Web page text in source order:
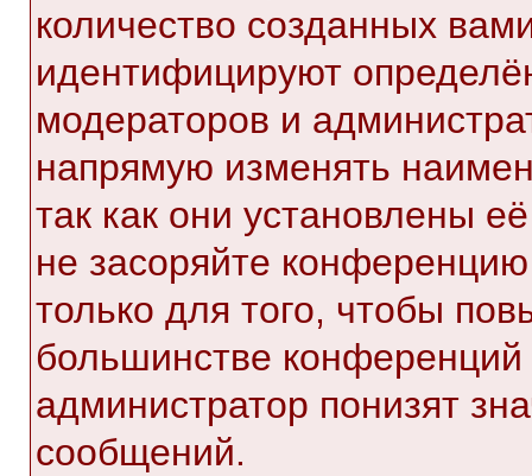
количество созданных
идентифицируют
модераторов и
напрямую изменять
так как они установлены
не засоряйте
только для того, чтобы
большинстве
администратор понизят
сообщений.